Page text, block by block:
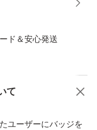
ド＆安心発送
て
ユーザーにバッジを
商品への質問